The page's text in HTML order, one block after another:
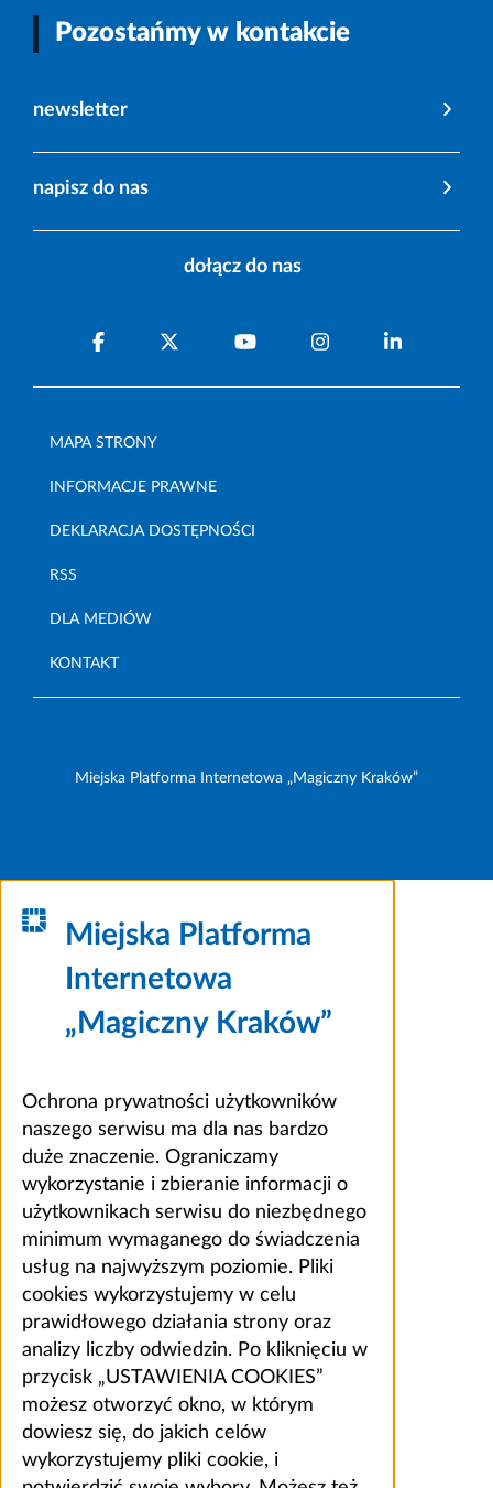
Pozostańmy w kontakcie
newsletter
napisz do nas
dołącz do nas
MAPA STRONY
INFORMACJE PRAWNE
DEKLARACJA DOSTĘPNOŚCI
RSS
DLA MEDIÓW
KONTAKT
Miejska Platforma Internetowa „Magiczny Kraków”
Miejska Platforma
Internetowa
„Magiczny Kraków”
Ochrona prywatności użytkowników
naszego serwisu ma dla nas bardzo
duże znaczenie. Ograniczamy
wykorzystanie i zbieranie informacji o
użytkownikach serwisu do niezbędnego
minimum wymaganego do świadczenia
usług na najwyższym poziomie. Pliki
cookies wykorzystujemy w celu
prawidłowego działania strony oraz
analizy liczby odwiedzin. Po kliknięciu w
przycisk „USTAWIENIA COOKIES”
możesz otworzyć okno, w którym
dowiesz się, do jakich celów
wykorzystujemy pliki cookie, i